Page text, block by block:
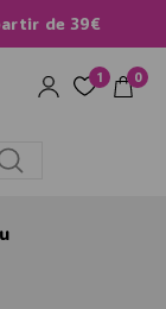
de 39€
1 0